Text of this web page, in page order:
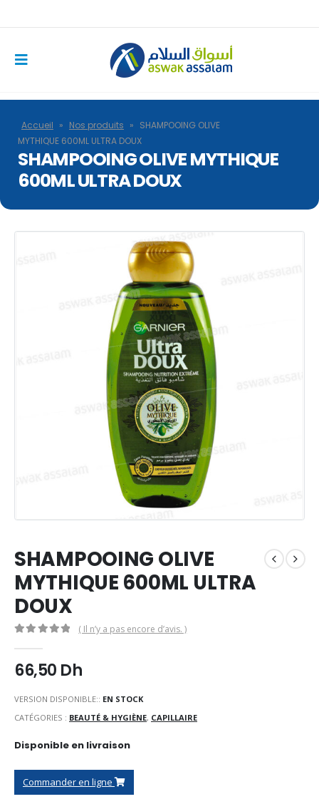
Accueil » Nos produits » SHAMPOOING OLIVE
MYTHIQUE 600ML ULTRA DOUX
SHAMPOOING OLIVE MYTHIQUE
600ML ULTRA DOUX
SHAMPOOING OLIVE
MYTHIQUE 600ML ULTRA
DOUX
( Il n’y a pas encore d’avis. )
66,50 Dh
VERSION DISPONIBLE:: EN STOCK
CATÉGORIES : BEAUTÉ & HYGIÈNE, CAPILLAIRE
Disponible en livraison
Commander en ligne